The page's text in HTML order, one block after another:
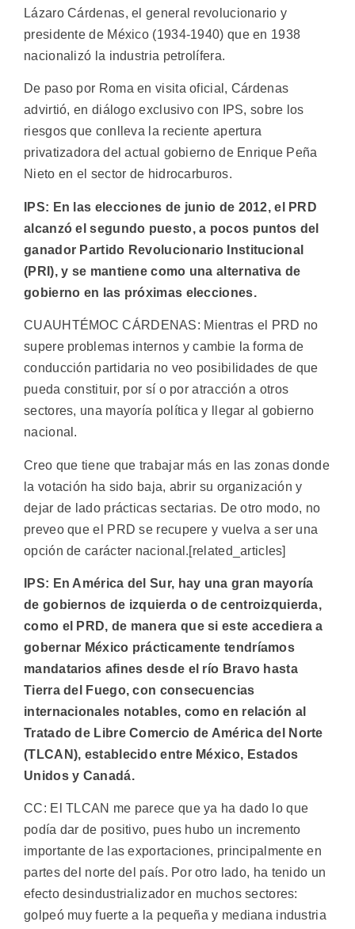
Lázaro Cárdenas, el general revolucionario y
presidente de México (1934-1940) que en 1938
nacionalizó la industria petrolífera.
De paso por Roma en visita oficial, Cárdenas
advirtió, en diálogo exclusivo con IPS, sobre los
riesgos que conlleva la reciente apertura
privatizadora del actual gobierno de Enrique Peña
Nieto en el sector de hidrocarburos.
IPS: En las elecciones de junio de 2012, el PRD
alcanzó el segundo puesto, a pocos puntos del
ganador Partido Revolucionario Institucional
(PRI), y se mantiene como una alternativa de
gobierno en las próximas elecciones.
CUAUHTÉMOC CÁRDENAS: Mientras el PRD no
supere problemas internos y cambie la forma de
conducción partidaria no veo posibilidades de que
pueda constituir, por sí o por atracción a otros
sectores, una mayoría política y llegar al gobierno
nacional.
Creo que tiene que trabajar más en las zonas donde
la votación ha sido baja, abrir su organización y
dejar de lado prácticas sectarias. De otro modo, no
preveo que el PRD se recupere y vuelva a ser una
opción de carácter nacional.[related_articles]
IPS: En América del Sur, hay una gran mayoría
de gobiernos de izquierda o de centroizquierda,
como el PRD, de manera que si este accediera a
gobernar México prácticamente tendríamos
mandatarios afines desde el río Bravo hasta
Tierra del Fuego, con consecuencias
internacionales notables, como en relación al
Tratado de Libre Comercio de América del Norte
(TLCAN), establecido entre México, Estados
Unidos y Canadá.
CC: El TLCAN me parece que ya ha dado lo que
podía dar de positivo, pues hubo un incremento
importante de las exportaciones, principalmente en
partes del norte del país. Por otro lado, ha tenido un
efecto desindustrializador en muchos sectores:
golpeó muy fuerte a la pequeña y mediana industria